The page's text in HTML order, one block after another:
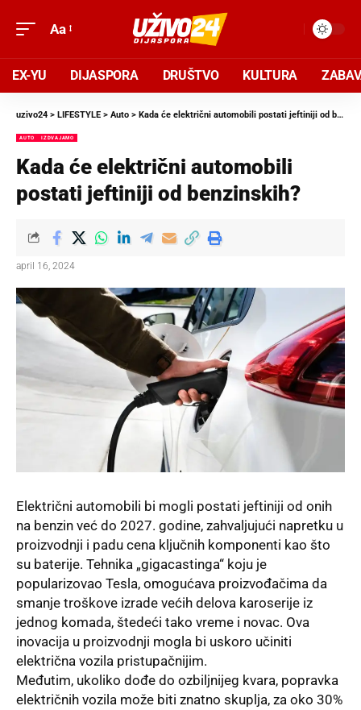
Aa
EX-YU DIJASPORA DRUŠTVO KULTURA
uzivo24 > LIFESTYLE > Auto > Kada će električni automobili postati jeftiniji od benzinskih?
AUTO IZDVAJAMO
Kada će električni automobili
postati jeftiniji od benzinskih?
april 16, 2024
Električni automobili bi mogli postati jeftiniji od onih
na benzin već do 2027. godine, zahvaljujući napretku u
proizvodnji i padu cena ključnih komponenti kao što
su baterije. Tehnika „gigacastinga“ koju je
popularizovao Tesla, omogućava proizvođačima da
smanje troškove izrade većih delova karoserije iz
jednog komada, štedeći tako vreme i novac. Ova
inovacija u proizvodnji mogla bi uskoro učiniti
električna vozila pristupačnijim.
Međutim, ukoliko dođe do ozbiljnijeg kvara, popravka
električnih vozila može biti znatno skuplja, za oko 30%